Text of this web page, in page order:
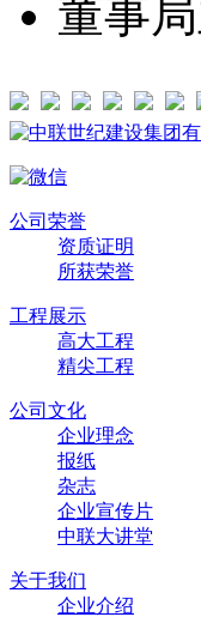
董事
公司荣誉
资质证明
所获荣誉
工程展示
高大工程
精尖工程
公司文化
企业理念
报纸
杂志
企业宣传片
中联大讲堂
关于我们
企业介绍